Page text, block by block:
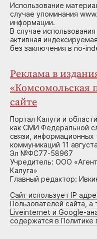
Использование
случае упоминания
информации.
В случае
активная
без заключения в no-
Реклама в
«Комсомольская
сайте
Портал Калуги и
как СМИ Федеральной
связи, информационных
коммуникаций 11
Эл №ФС77-58967
Учредитель: ООО
Калуга»
Главный редактор:
Сайт использует IP
Пользователей сайта, а
Liveinternet и Google-
содержатся в